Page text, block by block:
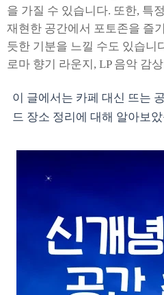
을 가질 수 있습니다. 또한, 특
재현한 공간에서 포토존을 즐
듯한 기분을 느낄 수도 있습니
로마 향기 라운지, LP 음악 감
이 글에서는 카페 대신 뜨는
드 장소 정리에 대해 알아보